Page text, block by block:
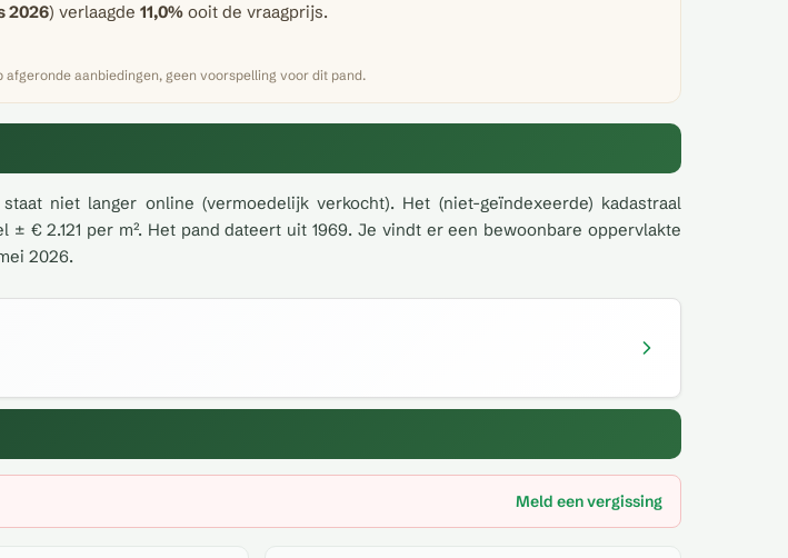
2026) verlaagde 11,0% ooit de vraagprijs.
aanbiedingen, geen voorspelling voor dit pand.
niet langer online (vermoedelijk verkocht). Het (niet-geïndexeerde) kadastraal
€ 2.121 per m². Het pand dateert uit 1969. Je vindt er een bewoonbare oppervlakte
2026.
Meld een vergissing